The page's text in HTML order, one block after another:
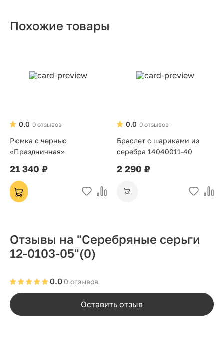
Похожие товары
0 отзывов
0.0
Рюмка с чернью
«Праздничная»
21 340 ₽
0 отзывов
0.0
Браслет с шариками из
серебра 14040011-40
2 290 ₽
Отзывы на "Серебряные серьги
12-0103-05"(0)
0 отзывов
0.0
Оставить отзыв